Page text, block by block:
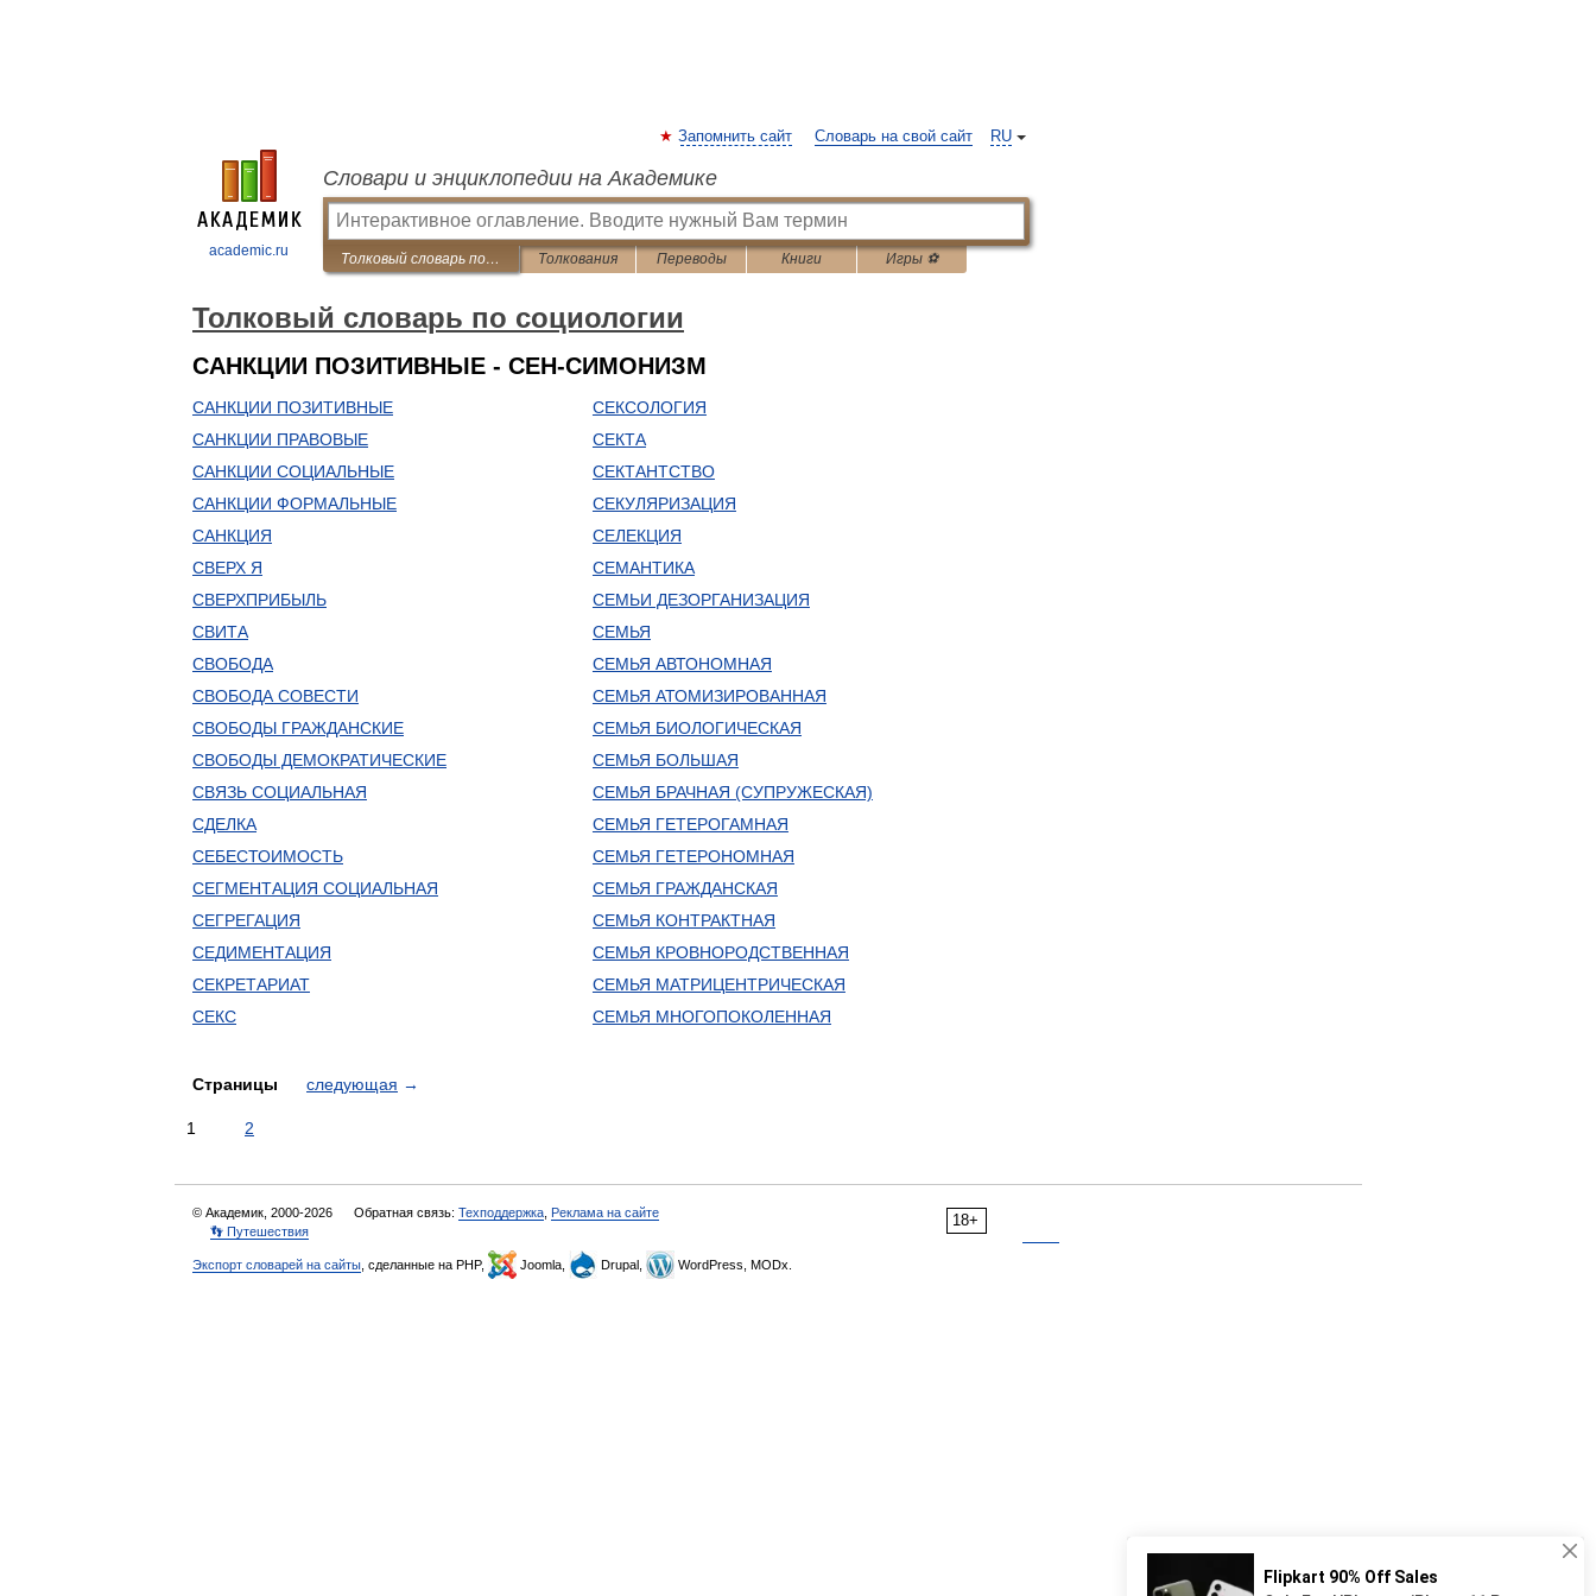
academic.ru
RU
Запомнить сайт Словарь на свой сайт
Словари и энциклопедии на Академике
Толковый словарь по социологии Толкования Переводы Книги Игры ⚽
Толковый словарь по социологии
САНКЦИИ ПОЗИТИВНЫЕ - СЕН-СИМОНИЗМ
САНКЦИИ ПОЗИТИВНЫЕ
САНКЦИИ ПРАВОВЫЕ
САНКЦИИ СОЦИАЛЬНЫЕ
САНКЦИИ ФОРМАЛЬНЫЕ
САНКЦИЯ
СВЕРХ Я
СВЕРХПРИБЫЛЬ
СВИТА
СВОБОДА
СВОБОДА СОВЕСТИ
СВОБОДЫ ГРАЖДАНСКИЕ
СВОБОДЫ ДЕМОКРАТИЧЕСКИЕ
СВЯЗЬ СОЦИАЛЬНАЯ
СДЕЛКА
СЕБЕСТОИМОСТЬ
СЕГМЕНТАЦИЯ СОЦИАЛЬНАЯ
СЕГРЕГАЦИЯ
СЕДИМЕНТАЦИЯ
СЕКРЕТАРИАТ
СЕКС
СЕКСОЛОГИЯ
СЕКТА
СЕКТАНТСТВО
СЕКУЛЯРИЗАЦИЯ
СЕЛЕКЦИЯ
СЕМАНТИКА
СЕМЬИ ДЕЗОРГАНИЗАЦИЯ
СЕМЬЯ
СЕМЬЯ АВТОНОМНАЯ
СЕМЬЯ АТОМИЗИРОВАННАЯ
СЕМЬЯ БИОЛОГИЧЕСКАЯ
СЕМЬЯ БОЛЬШАЯ
СЕМЬЯ БРАЧНАЯ (СУПРУЖЕСКАЯ)
СЕМЬЯ ГЕТЕРОГАМНАЯ
СЕМЬЯ ГЕТЕРОНОМНАЯ
СЕМЬЯ ГРАЖДАНСКАЯ
СЕМЬЯ КОНТРАКТНАЯ
СЕМЬЯ КРОВНОРОДСТВЕННАЯ
СЕМЬЯ МАТРИЦЕНТРИЧЕСКАЯ
СЕМЬЯ МНОГОПОКОЛЕННАЯ
Страницы следующая →
1 2
18+
© Академик, 2000-2026 Обратная связь: Техподдержка Реклама на сайте
👣 Путешествия
Экспорт словарей на сайты , сделанные на PHP, Joomla, Drupal, WordPress, MODx.